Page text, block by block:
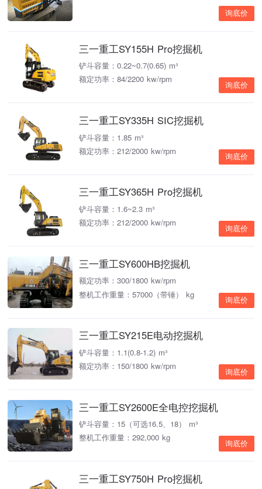
询底价
三一重工SY155H Pro挖掘机
铲斗容量：0.22~0.7(0.65) m³
额定功率：84/2200 kw/rpm
询底价
三一重工SY335H SIC挖掘机
铲斗容量：1.85 m³
额定功率：212/2000 kw/rpm
询底价
三一重工SY365H Pro挖掘机
铲斗容量：1.6~2.3 m³
额定功率：212/2000 kw/rpm
询底价
三一重工SY600HB挖掘机
额定功率：300/1800 kw/rpm
整机工作重量：57000（带锤） kg
询底价
三一重工SY215E电动挖掘机
铲斗容量：1.1(0.8-1.2) m³
额定功率：150/1800 kw/rpm
询底价
三一重工SY2600E全电控挖掘机
铲斗容量：15（可选16.5、18） m³
整机工作重量：292,000 kg
询底价
三一重工SY750H Pro挖掘机